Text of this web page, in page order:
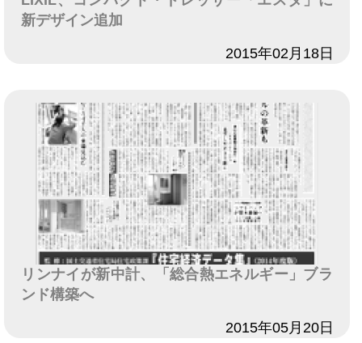
新デザイン追加
2015年02月18日
リンナイが新中計、「総合熱エネルギー」ブラ
ンド構築へ
2015年05月20日